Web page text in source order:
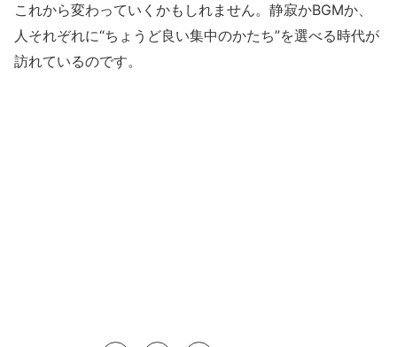
これから変わっていくかもしれません。静寂かBGMか、
人それぞれに“ちょうど良い集中のかたち”を選べる時代が
訪れているのです。